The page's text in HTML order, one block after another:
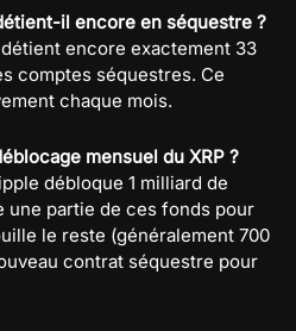
il encore en séquestre ?
encore exactement 33
comptes séquestres. Ce
chaque mois.
mensuel du XRP ?
débloque 1 milliard de
une partie de ces fonds pour
le reste (généralement 700
contrat séquestre pour